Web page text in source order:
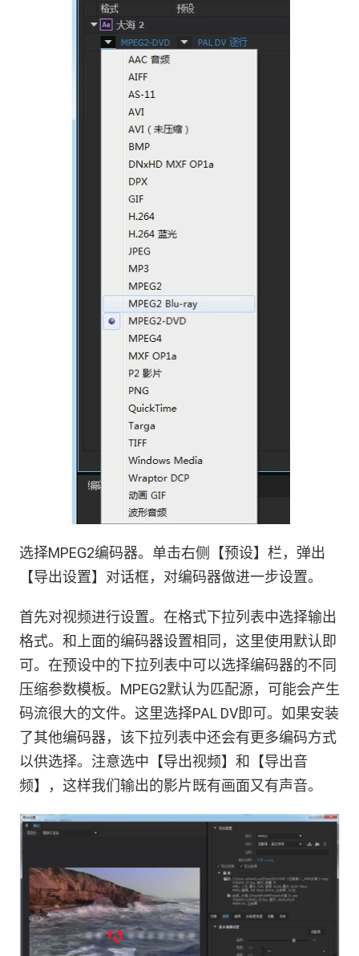
选择MPEG2编码器。单击右侧【预设】栏，弹出
【导出设置】对话框，对编码器做进一步设置。
首先对视频进行设置。在格式下拉列表中选择输出
格式。和上面的编码器设置相同，这里使用默认即
可。在预设中的下拉列表中可以选择编码器的不同
压缩参数模板。MPEG2默认为匹配源，可能会产生
码流很大的文件。这里选择PAL DV即可。如果安装
了其他编码器，该下拉列表中还会有更多编码方式
以供选择。注意选中【导出视频】和【导出音
频】，这样我们输出的影片既有画面又有声音。